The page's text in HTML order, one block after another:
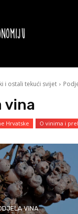
i ostali tekući svijet
vina
Hrvatske O vinima i
VINA